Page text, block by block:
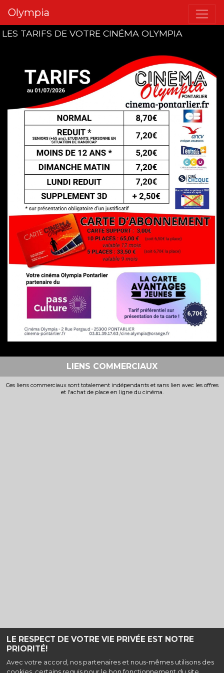
LE RESPECT DE VOTRE VIE PRIVÉE EST NOTRE
PRIORITÉ!
Avec votre accord, nos partenaires et nous-mêmes utilisons des
Olympia
LES TARIFS DE VOTRE CINÉMA OLYMPIA
LIENS COMMERCIAUX
Ces liens commerciaux sont totalement indépendants et sans lien avec les offres
et l'achat de place en ligne du cinéma.
Haut de page